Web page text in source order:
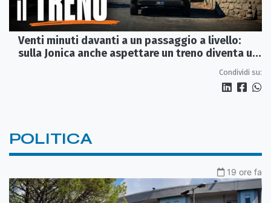
Venti minuti davanti a un passaggio a livello:
sulla Jonica anche aspettare un treno diventa un
Condividi su:
POLITICA
19 ore fa